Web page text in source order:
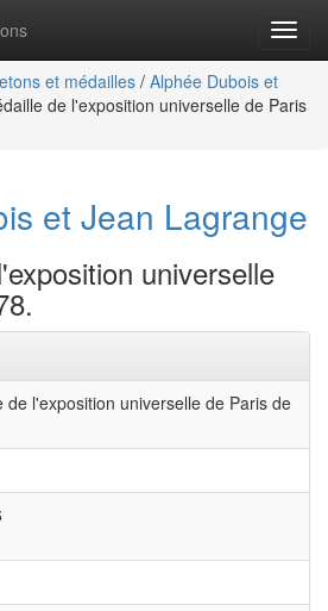
et médailles / Alphée Dubois et
de l'exposition universelle de Paris
et Jean Lagrange
universelle
de l'exposition universelle de Paris de